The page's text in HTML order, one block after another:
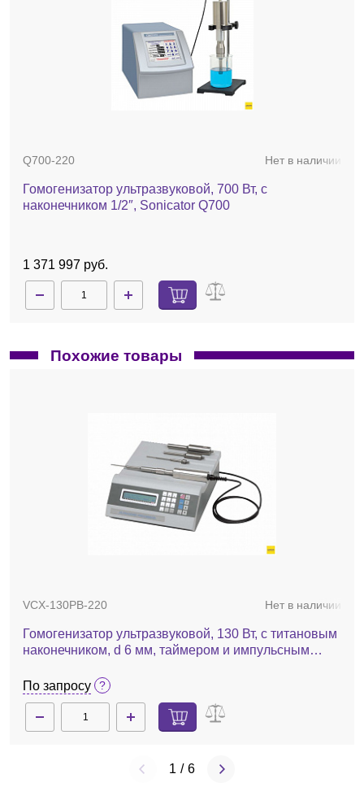
Q700-220 Нет в наличии
Гомогенизатор ультразвуковой, 700 Вт, с
наконечником 1/2″, Sonicator Q700
1 371 997 руб.
Похожие товары
VCX-130PB-220 Нет в наличии
Гомогенизатор ультразвуковой, 130 Вт, с титановым
наконечником, d 6 мм, таймером и импульсным
По запросу
1 / 6